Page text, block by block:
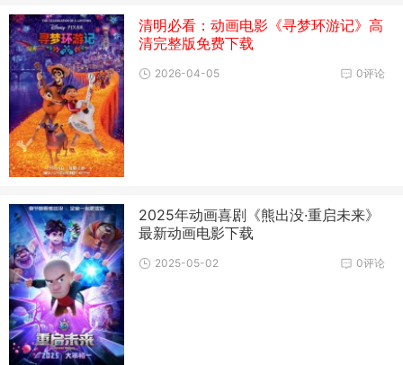
清明必看：动画电影《寻梦环游记》高
清完整版免费下载
0评论
2026-04-05
2025年动画喜剧《熊出没·重启未来》
最新动画电影下载
0评论
2025-05-02